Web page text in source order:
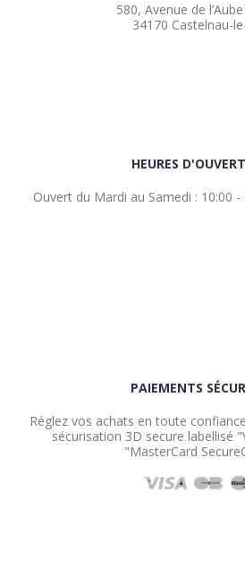
580, Avenue de
34170 Castelnau-
HEURES
Ouvert du Mardi au Samedi : 10:00
PAIEMENTS
Réglez vos achats en toute
sécurisation 3D secure labellisé
"MasterCard